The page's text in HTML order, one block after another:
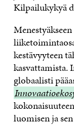
Kilpailukykyä
kestävyyteen
globaalisti
luomisen ja